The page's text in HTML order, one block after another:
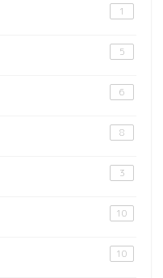
1
5
6
8
3
10
10